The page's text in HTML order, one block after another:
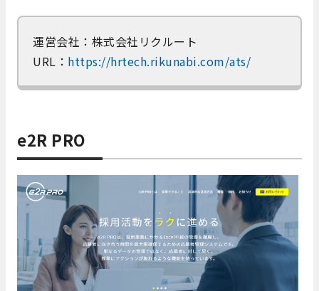
運営会社：株式会社リクルート
URL： https://hrtech.rikunabi.com/ats/
e2R PRO